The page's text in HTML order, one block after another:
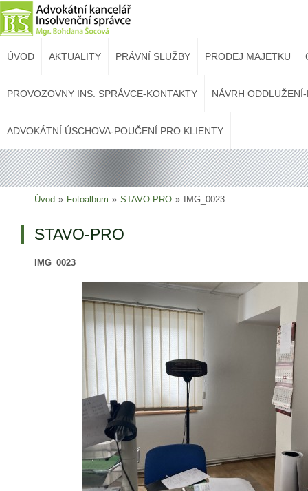
ÚVOD AKTUALITY PRÁVNÍ SLUŽBY PRODEJ MAJETKU
PROVOZOVNY INS. SPRÁVCE-KONTAKTY NÁVRH
ADVOKÁTNÍ ÚSCHOVA-POUČENÍ PRO KLIENTY
Úvod » Fotoalbum » STAVO-PRO » IMG_0023
STAVO-PRO
IMG_0023